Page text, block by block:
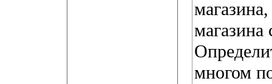
многом